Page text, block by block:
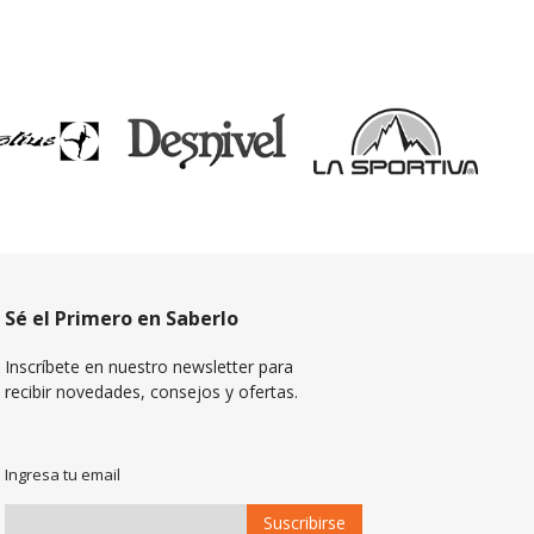
Sé el Primero en Saberlo
Inscríbete en nuestro newsletter para
recibir novedades, consejos y ofertas.
Ingresa tu email
Suscribirse